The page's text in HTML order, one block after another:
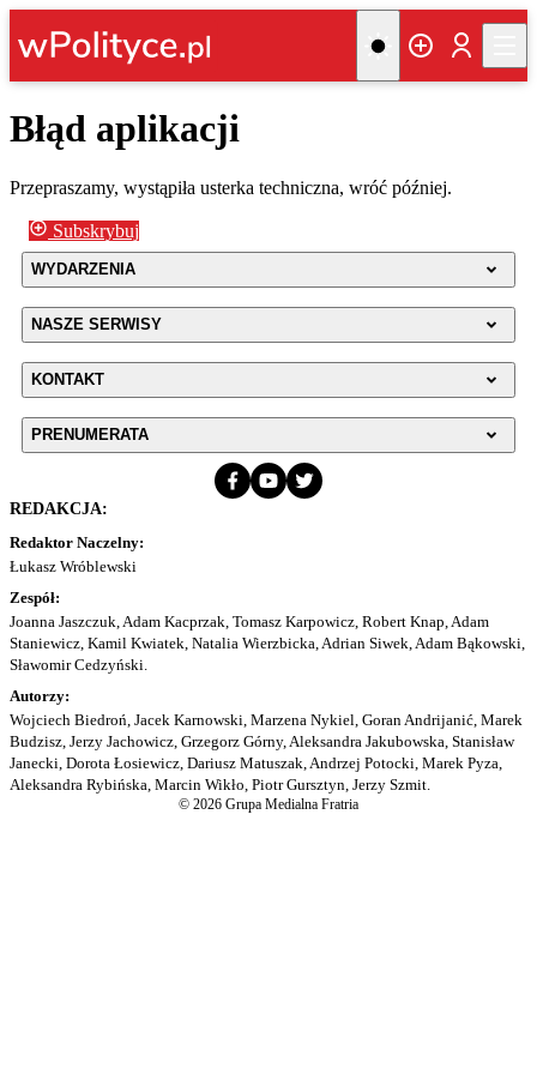
Błąd aplikacji
Przepraszamy, wystąpiła usterka techniczna, wróć później.
Subskrybuj
WYDARZENIA
NASZE SERWISY
KONTAKT
PRENUMERATA
REDAKCJA:
Redaktor Naczelny:
Łukasz Wróblewski
Zespół:
Joanna Jaszczuk, Adam Kacprzak, Tomasz Karpowicz, Robert Knap, Adam
Staniewicz, Kamil Kwiatek, Natalia Wierzbicka, Adrian Siwek, Adam Bąkowski,
Sławomir Cedzyński.
Autorzy:
Wojciech Biedroń, Jacek Karnowski, Marzena Nykiel, Goran Andrijanić, Marek
Budzisz, Jerzy Jachowicz, Grzegorz Górny, Aleksandra Jakubowska, Stanisław
Janecki, Dorota Łosiewicz, Dariusz Matuszak, Andrzej Potocki, Marek Pyza,
Aleksandra Rybińska, Marcin Wikło, Piotr Gursztyn, Jerzy Szmit.
© 2026 Grupa Medialna Fratria